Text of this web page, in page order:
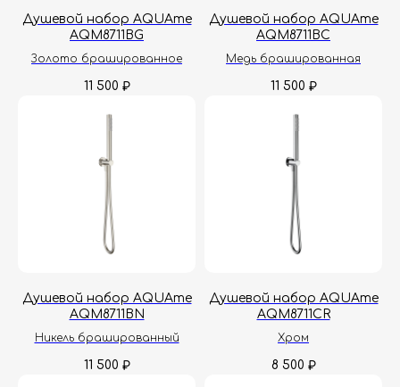
Душевой набор AQUAme
AQM8711BG
Золото брашированное
11 500 ₽
Душевой набор AQUAme
AQM8711BC
Медь брашированная
11 500 ₽
Душевой набор AQUAme
AQM8711BN
Никель брашированный
11 500 ₽
Душевой набор AQUAme
AQM8711CR
Хром
8 500 ₽